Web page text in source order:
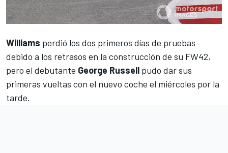
Williams perdió los dos primeros días de pruebas
debido a los retrasos en la construcción de su FW42,
pero el debutante George Russell pudo dar sus
primeras vueltas con el nuevo coche el miércoles por la
tarde.